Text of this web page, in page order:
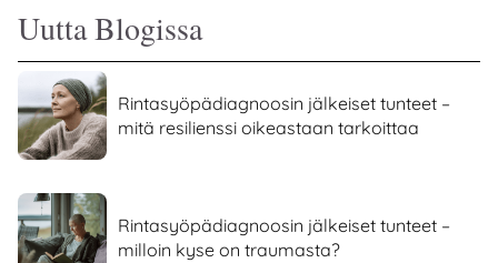
Uutta Blogissa
Rintasyöpädiagnoosin jälkeiset tunteet –
mitä resilienssi oikeastaan tarkoittaa
Rintasyöpädiagnoosin jälkeiset tunteet –
milloin kyse on traumasta?